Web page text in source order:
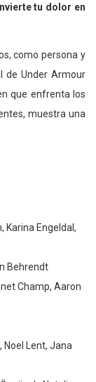
tu dolor en
como persona y
de Under Armour
que enfrenta los
muestra una
Karina Engeldal,
Behrendt
Champ, Aaron
Noel Lent, Jana